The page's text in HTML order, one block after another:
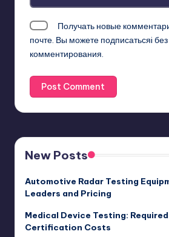
Получать новые
почте. Вы можете подписатьсяi без
комментирования.
New Posts
Automotive Radar Testing
Leaders and Pricing
Medical Device Testing:
Certification Costs